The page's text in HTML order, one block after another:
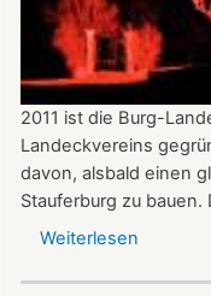
2011 ist die Burg-
Landeckvereins
davon, alsbald einen
Stauferburg zu
Weiterlesen